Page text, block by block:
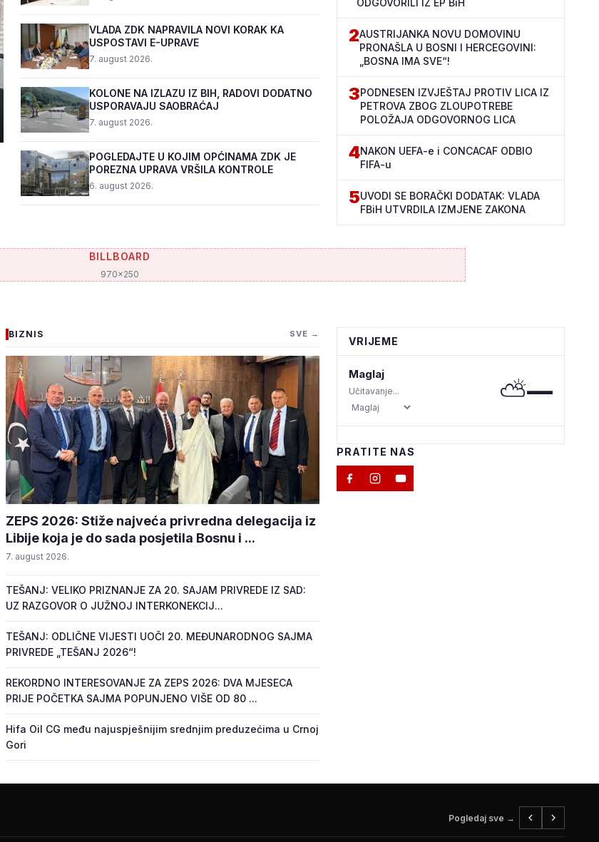
VLADA ZDK NAPRAVILA NOVI KORAK KA
USPOSTAVI E-UPRAVE
7. august 2026.
KOLONE NA IZLAZU IZ BIH, RADOVI DODATNO
USPORAVAJU SAOBRAĆAJ
7. august 2026.
POGLEDAJTE U KOJIM OPĆINAMA ZDK JE
POREZNA UPRAVA VRŠILA KONTROLE
6. august 2026.
ODGOVORILI IZ EP BiH
2AUSTRIJANKA NOVU DOMOVINU
PRONAŠLA U BOSNI I HERCEGOVINI:
„BOSNA IMA SVE“!
3PODNESEN IZVJEŠTAJ PROTIV LICA IZ
PETROVA ZBOG ZLOUPOTREBE
POLOŽAJA ODGOVORNOG LICA
4NAKON UEFA-e i CONCACAF ODBIO
FIFA-u
5UVODI SE BORAČKI DODATAK: VLADA
FBiH UTVRDILA IZMJENE ZAKONA
BILLBOARD
970x250
BIZNIS SVE →
ZEPS 2026: Stiže najveća privredna delegacija iz
Libije koja je do sada posjetila Bosnu i ...
7. august 2026.
TEŠANJ: VELIKO PRIZNANJE ZA 20. SAJAM PRIVREDE IZ SAD:
UZ RAZGOVOR O JUŽNOJ INTERKONEKCIJ...
TEŠANJ: ODLIČNE VIJESTI UOČI 20. MEĐUNARODNOG SAJMA
PRIVREDE „TEŠANJ 2026“!
REKORDNO INTERESOVANJE ZA ZEPS 2026: DVA MJESECA
PRIJE POČETKA SAJMA POPUNJENO VIŠE OD 80 ...
Hifa Oil CG među najuspješnijim srednjim preduzećima u Crnoj
Gori
VRIJEME
Maglaj
Učitavanje... ⛅—
PRATITE NAS
Pogledaj sve →